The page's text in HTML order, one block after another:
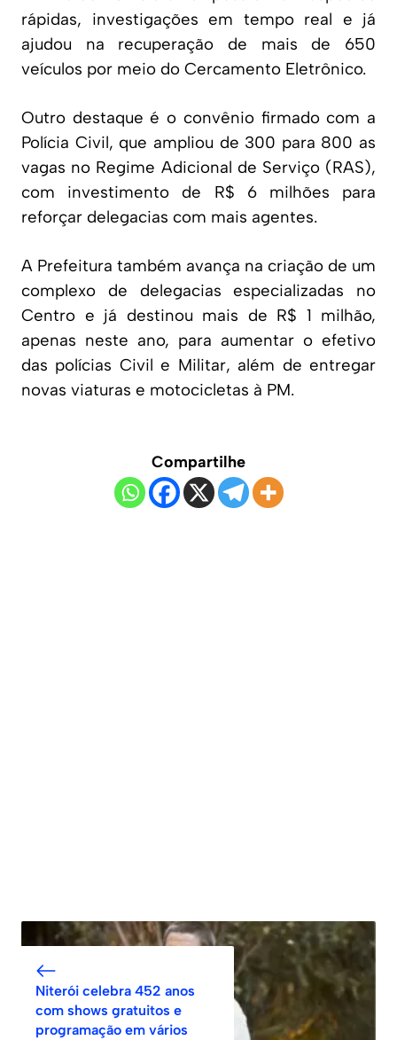
rápidas, investigações em tempo real e já
ajudou na recuperação de mais de 650
veículos por meio do Cercamento Eletrônico.
Outro destaque é o convênio firmado com a
Polícia Civil, que ampliou de 300 para 800 as
vagas no Regime Adicional de Serviço (RAS),
com investimento de R$ 6 milhões para
reforçar delegacias com mais agentes.
A Prefeitura também avança na criação de um
complexo de delegacias especializadas no
Centro e já destinou mais de R$ 1 milhão,
apenas neste ano, para aumentar o efetivo
das polícias Civil e Militar, além de entregar
novas viaturas e motocicletas à PM.
Compartilhe
Niterói celebra 452 anos
com shows gratuitos e
programação em vários